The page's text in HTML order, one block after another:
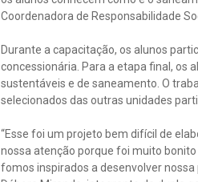
Coordenadora de Responsabilidade
Durante a capacitação, os alunos
concessionária. Para a etapa final, os
sustentáveis e de saneamento. O
selecionados das outras unidades
“Esse foi um projeto bem difícil de
nossa atenção porque foi muito
fomos inspirados a desenvolver